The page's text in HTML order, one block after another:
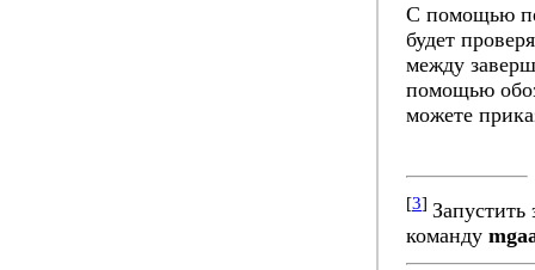
С помощью
будет
между
помощью
можете
[3]
команду